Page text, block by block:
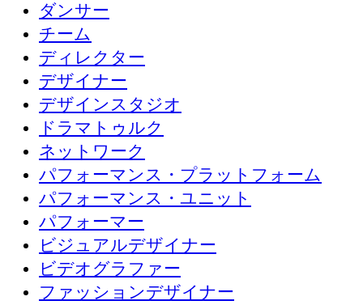
ダンサー
チーム
ディレクター
デザイナー
デザインスタジオ
ドラマトゥルク
ネットワーク
パフォーマンス・プラットフォーム
パフォーマンス・ユニット
パフォーマー
ビジュアルデザイナー
ビデオグラファー
ファッションデザイナー